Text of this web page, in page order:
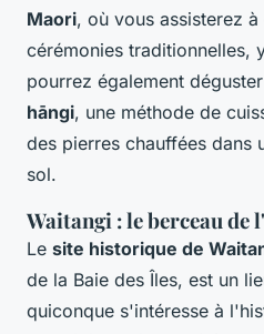
Maori, où vous assisterez
cérémonies traditionnelles,
pourrez également
hāngi, une méthode de
des pierres chauffées dans
sol.
Waitangi : le berceau de
Le site historique de
de la Baie des Îles, est un
quiconque s'intéresse à